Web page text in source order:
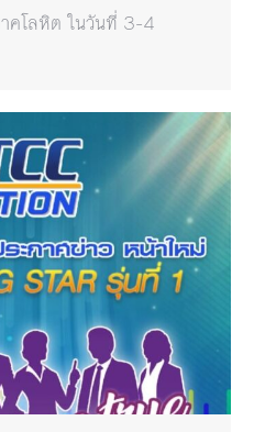
คโลหิต ในวันที่ 3-4